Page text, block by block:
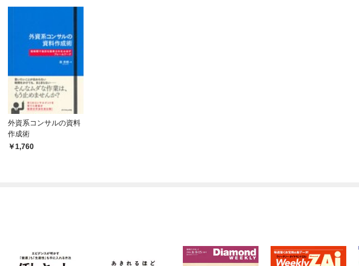
外資系コンサルの資料
作成術
1,760